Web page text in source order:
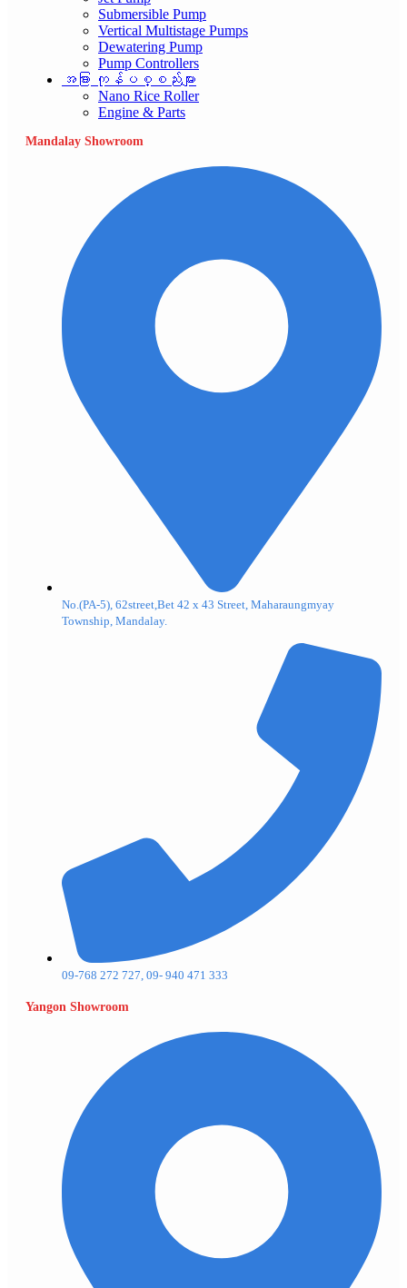
Submersible Pump
Vertical Multistage Pumps
Dewatering Pump
Pump Controllers
အခြား ကုန်ပစ္စည်းများ
Nano Rice Roller
Engine & Parts
Mandalay Showroom
No.(PA-5), 62street,Bet 42 x 43 Street, Maharaungmyay
Township, Mandalay.
09-768 272 727, 09- 940 471 333
Yangon Showroom